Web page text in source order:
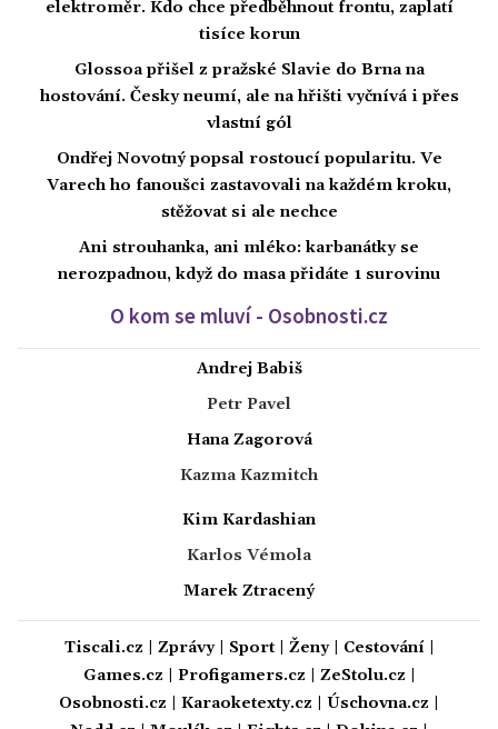
elektroměr. Kdo chce předběhnout frontu, zaplatí
tisíce korun
Glossoa přišel z pražské Slavie do Brna na
hostování. Česky neumí, ale na hřišti vyčnívá i přes
vlastní gól
Ondřej Novotný popsal rostoucí popularitu. Ve
Varech ho fanoušci zastavovali na každém kroku,
stěžovat si ale nechce
Ani strouhanka, ani mléko: karbanátky se
nerozpadnou, když do masa přidáte 1 surovinu
O kom se mluví - Osobnosti.cz
Andrej Babiš
Petr Pavel
Hana Zagorová
Kazma Kazmitch
Kim Kardashian
Karlos Vémola
Marek Ztracený
Tiscali.cz Zprávy| Sport| Ženy| Cestování|
Games.cz
Profigamers.cz ZeStolu.cz
Osobnosti.cz
Karaoketexty.cz Úschovna.cz